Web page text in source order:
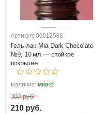
Артикул: 00012586
Гель‑лак Mia Dark Chocolate
№9, 10 мл — стойкое
покрытие
Наличие: много
300 руб.
210 руб.